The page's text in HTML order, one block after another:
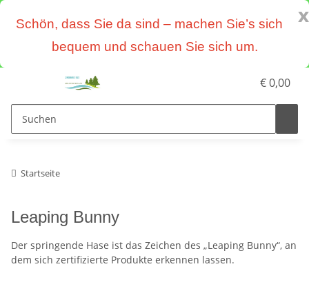
x
Schön, dass Sie da sind – machen Sie’s sich
bequem und schauen Sie sich um.
€ 0,00
Startseite
Leaping Bunny
Der springende Hase ist das Zeichen des „Leaping Bunny“, an
dem sich zertifizierte Produkte erkennen lassen.